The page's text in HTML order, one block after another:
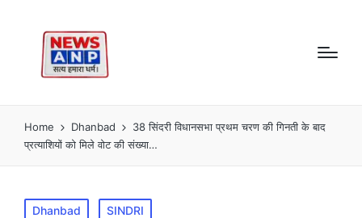
Home Dhanbad
38 सिंदरी विधानसभा प्रथम चरण की गिनती के बाद
प्रत्याशियों को मिले वोट की संख्या…
Posted
Dhanbad SINDRI